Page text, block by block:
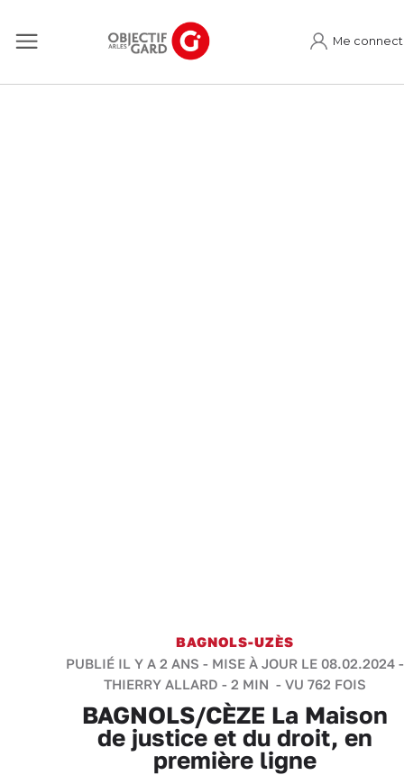
Me
BAGNOLS-UZÈS
PUBLIÉ IL Y A 2 ANS - MISE À JOUR LE 08.02.2024 -
THIERRY ALLARD - 2 MIN - VU 762 FOIS
BAGNOLS/CÈZE La Maison
de justice et du droit, en
première ligne